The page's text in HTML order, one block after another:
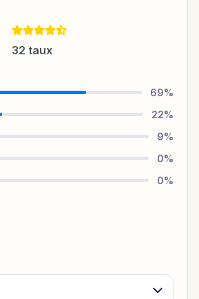
32 taux
69%
22%
9%
0%
0%